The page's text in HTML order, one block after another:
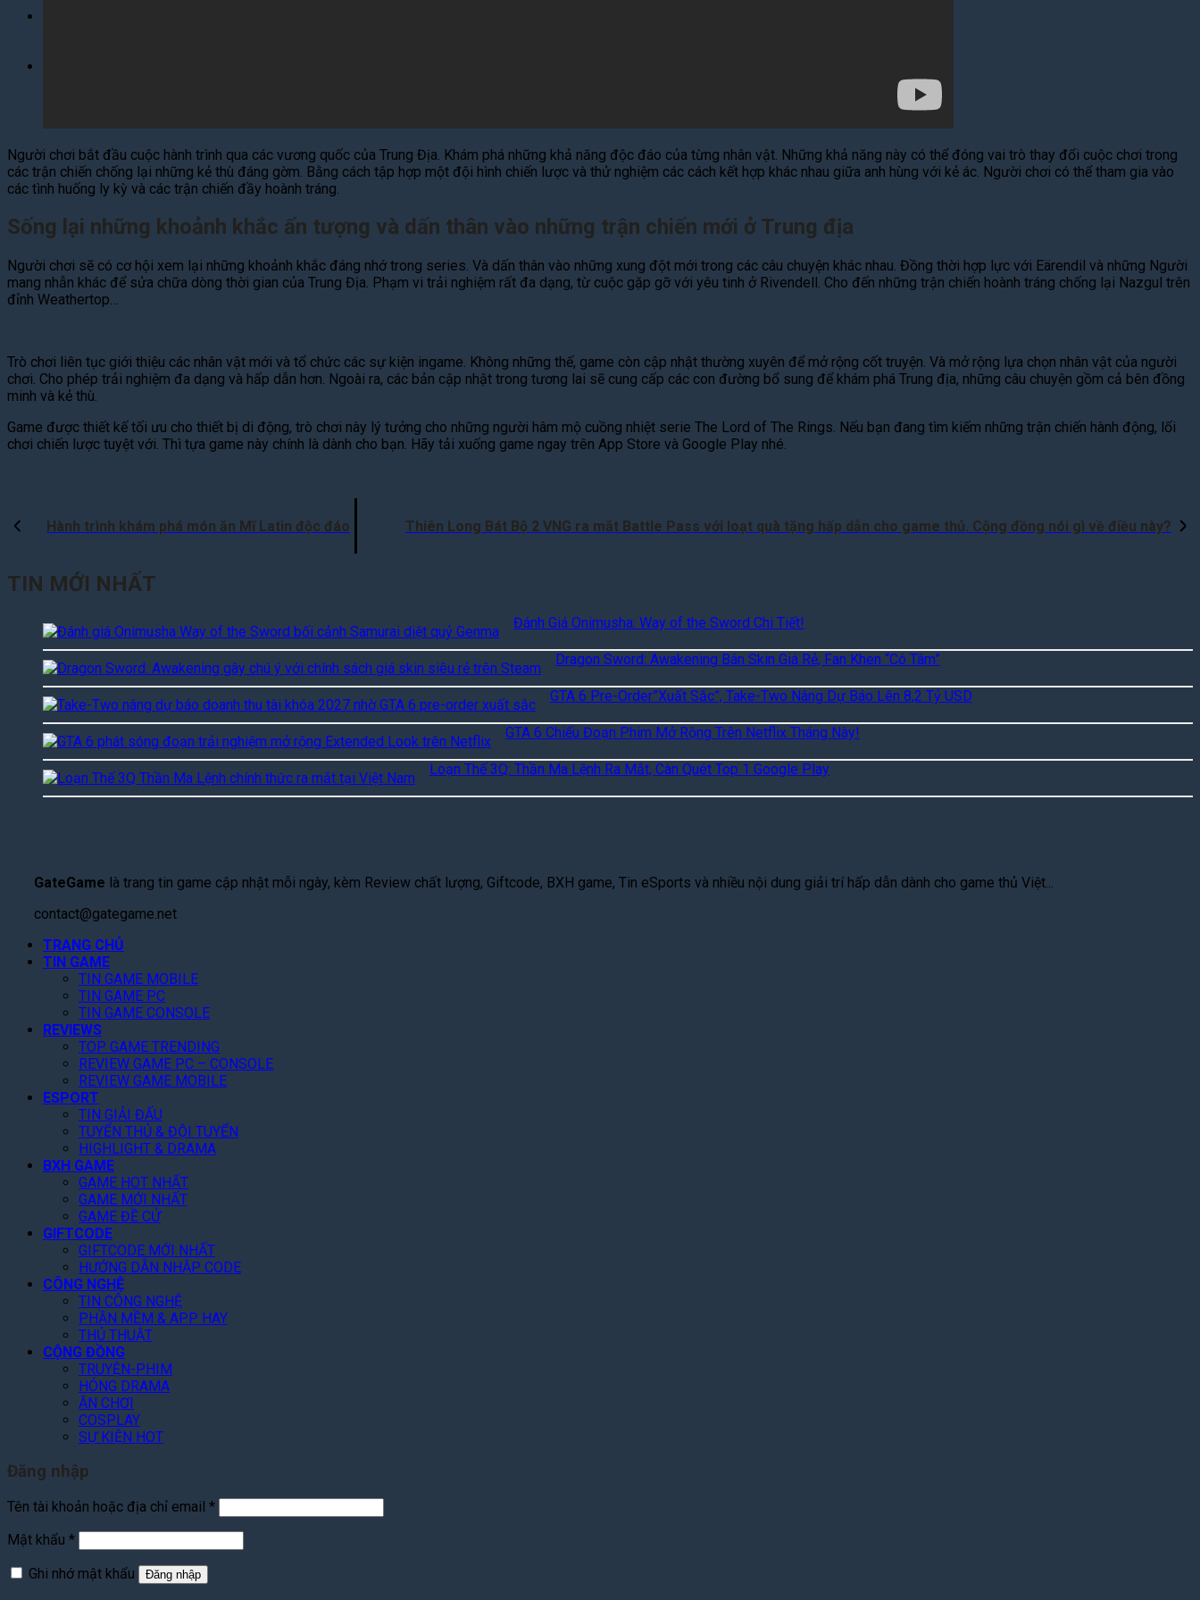
Người chơi bắt đầu cuộc hành trình qua các vương quốc của Trung Địa. Khám phá những khả năng độc đáo của từng nhân vật. Những khả năng này có thể đóng vai trò thay đổi cuộc chơi trong
các trận chiến chống lại những kẻ thù đáng gờm. Bằng cách tập hợp một đội hình chiến lược và thử nghiệm các cách kết hợp khác nhau giữa anh hùng với kẻ ác. Người chơi có thể tham gia vào
các tình huống ly kỳ và các trận chiến đầy hoành tráng.
Sống lại những khoảnh khắc ấn tượng và dấn thân vào những trận chiến mới ở Trung địa
Người chơi sẽ có cơ hội xem lại những khoảnh khắc đáng nhớ trong series. Và dấn thân vào những xung đột mới trong các câu chuyện khác nhau. Đồng thời hợp lực với Eärendil và những Người
mang nhẫn khác để sửa chữa dòng thời gian của Trung Địa. Phạm vi trải nghiệm rất đa dạng, từ cuộc gặp gỡ với yêu tinh ở Rivendell. Cho đến những trận chiến hoành tráng chống lại Nazgul trên
đỉnh Weathertop…
Trò chơi liên tục giới thiệu các nhân vật mới và tổ chức các sự kiện ingame. Không những thế, game còn cập nhật thường xuyên để mở rộng cốt truyện. Và mở rộng lựa chọn nhân vật của người
chơi. Cho phép trải nghiệm đa dạng và hấp dẫn hơn. Ngoài ra, các bản cập nhật trong tương lai sẽ cung cấp các con đường bổ sung để khám phá Trung địa, những câu chuyện gồm cả bên đồng
minh và kẻ thù.
Game được thiết kế tối ưu cho thiết bị di động, trò chơi này lý tưởng cho những người hâm mộ cuồng nhiệt serie The Lord of The Rings. Nếu bạn đang tìm kiếm những trận chiến hành động, lối
chơi chiến lược tuyệt với. Thì tựa game này chính là dành cho bạn. Hãy tải xuống game ngay trên App Store và Google Play nhé.
Hành trình khám phá món ăn Mĩ Latin độc đáo Thiên Long Bát Bộ 2 VNG ra mắt Battle Pass với loạt quà tặng hấp dẫn cho game thủ. Cộng đồng nói gì về điều này?
TIN MỚI NHẤT
Đánh Giá Onimusha: Way of the Sword Chi Tiết!
Dragon Sword: Awakening Bán Skin Giá Rẻ, Fan Khen “Có Tâm”
GTA 6 Pre-Order”Xuất Sắc”, Take-Two Nâng Dự Báo Lên 8,2 Tỷ USD
GTA 6 Chiếu Đoạn Phim Mở Rộng Trên Netflix Tháng Này!
Loạn Thế 3Q: Thần Ma Lệnh Ra Mắt, Càn Quét Top 1 Google Play
GateGame là trang tin game cập nhật mỗi ngày, kèm Review chất lượng, Giftcode, BXH game, Tin eSports và nhiều nội dung giải trí hấp dẫn dành cho game thủ Việt...
contact@gategame.net
TRANG CHỦ
TIN GAME
TIN GAME MOBILE
TIN GAME PC
TIN GAME CONSOLE
REVIEWS
TOP GAME TRENDING
REVIEW GAME PC – CONSOLE
REVIEW GAME MOBILE
ESPORT
TIN GIẢI ĐẤU
TUYỂN THỦ & ĐỘI TUYỂN
HIGHLIGHT & DRAMA
BXH GAME
GAME HOT NHẤT
GAME MỚI NHẤT
GAME ĐỀ CỬ
GIFTCODE
GIFTCODE MỚI NHẤT
HƯỚNG DẪN NHẬP CODE
CÔNG NGHỆ
TIN CÔNG NGHỆ
PHẦN MỀM & APP HAY
THỦ THUẬT
CỘNG ĐỒNG
TRUYỆN-PHIM
HÓNG DRAMA
ĂN CHƠI
COSPLAY
SỰ KIỆN HOT
Đăng nhập
Tên tài khoản hoặc địa chỉ email *Bắt
buộc
Mật khẩu *Bắt
buộc
Ghi nhớ mật khẩu
Đăng nhập